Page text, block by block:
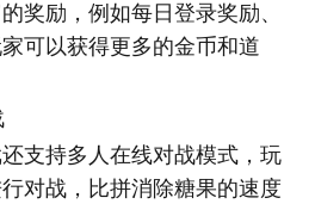
奖励，例如每日登录奖励、
可以获得更多的金币和道
支持多人在线对战模式，玩
对战，比拼消除糖果的速度